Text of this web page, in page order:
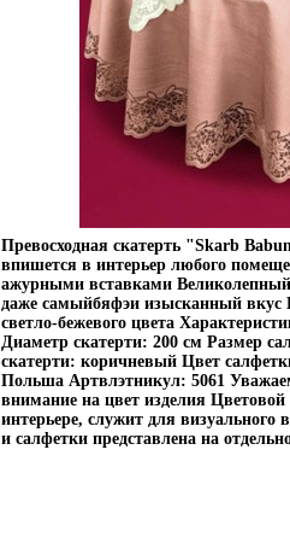
Превосходная скатерть "Skarb
впишется в интерьер любого
ажурными вставками
даже самыйбяфэи изысканный вкус
светло-бежевого цвета
Диаметр скатерти: 200 см Размер
скатерти: коричневый Цвет
Польша Артвлэтникул: 5061
внимание на цвет изделия Цветовой
интерьере, служит для визуального
и салфетки представлена на